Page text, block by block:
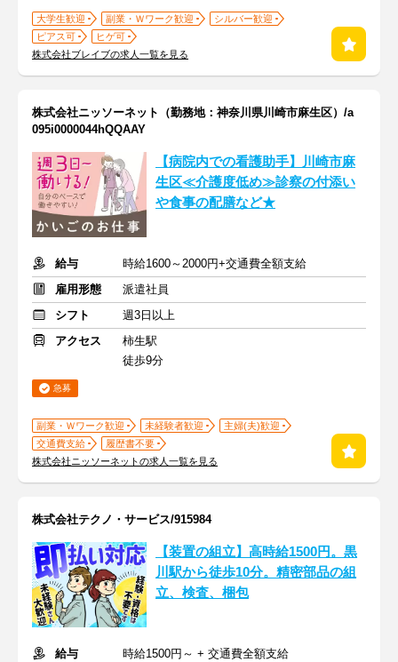
大学生歓迎 副業・Ｗワーク歓迎
シルバー歓迎
ピアス可
ヒゲ可
株式会社ブレイブの求人一覧を見る
株式会社ニッソーネット（勤務地：神奈川県川崎市麻生区）/a
095i0000044hQQAAY
【病院内での看護助手】川崎市麻
生区≪介護度低め≫診察の付添い
や食事の配膳など★
給与
時給1600～2000円+交通費全額支給
雇用形態
派遣社員
シフト
週3日以上
アクセス
柿生駅
徒歩9分
急募
副業・Ｗワーク歓迎 未経験者歓迎
主婦(夫)歓迎
交通費支給
履歴書不要
株式会社ニッソーネットの求人一覧を見る
株式会社テクノ・サービス/915984
【装置の組立】高時給1500円。黒
川駅から徒歩10分。精密部品の組
立、検査、梱包
給与
時給1500円～ + 交通費全額支給